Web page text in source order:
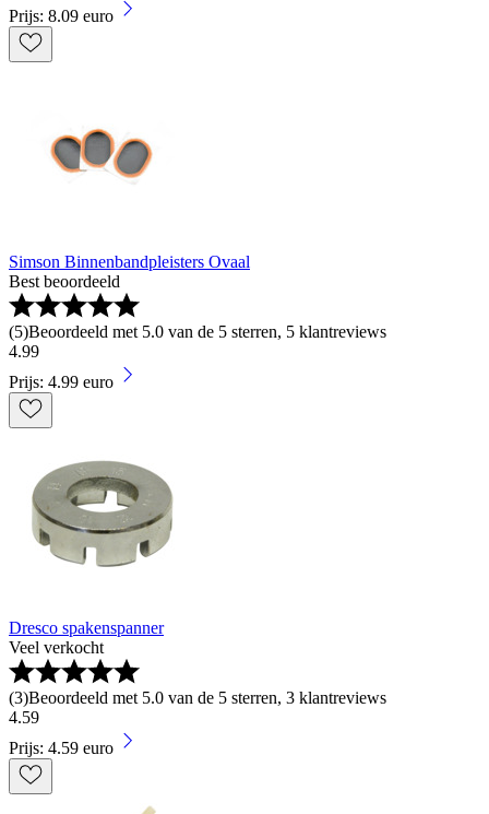
Prijs: 8.09 euro
Simson Binnenbandpleisters Ovaal
Best beoordeeld
(5)Beoordeeld met 5.0 van de 5 sterren, 5 klantreviews
4.99
Prijs: 4.99 euro
Dresco spakenspanner
Veel verkocht
(3)Beoordeeld met 5.0 van de 5 sterren, 3 klantreviews
4.59
Prijs: 4.59 euro